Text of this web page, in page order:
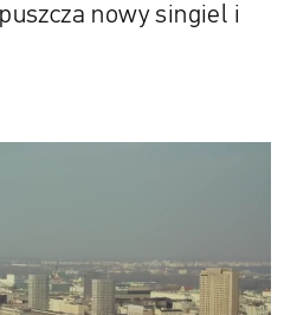
nowy singiel i